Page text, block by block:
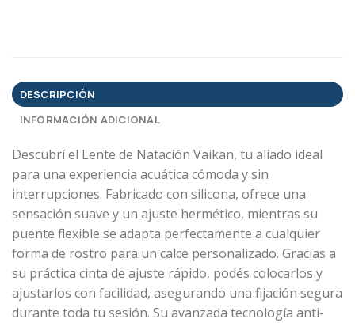
DESCRIPCIÓN
INFORMACIÓN ADICIONAL
Descubrí el Lente de Natación Vaikan, tu aliado ideal
para una experiencia acuática cómoda y sin
interrupciones. Fabricado con silicona, ofrece una
sensación suave y un ajuste hermético, mientras su
puente flexible se adapta perfectamente a cualquier
forma de rostro para un calce personalizado. Gracias a
su práctica cinta de ajuste rápido, podés colocarlos y
ajustarlos con facilidad, asegurando una fijación segura
durante toda tu sesión. Su avanzada tecnología anti-